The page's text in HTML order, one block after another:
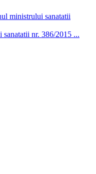
ministrului sanatatii
nr. 386/2015 ...